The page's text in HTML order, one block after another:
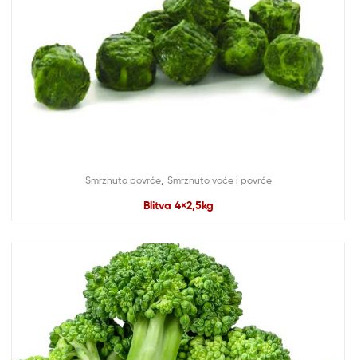
Smrznuto povrće, Smrznuto voće i povrće
Blitva 4×2,5kg